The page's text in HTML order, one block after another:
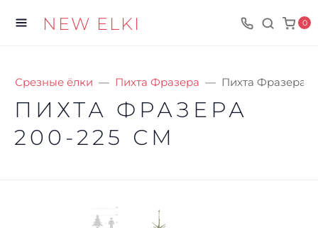
NEW ELKI 0
Срезные ёлки Пихта Фразера Пихта Фразера
ПИХТА ФРАЗЕРА
200-225 СМ